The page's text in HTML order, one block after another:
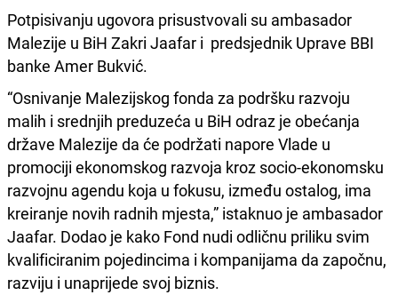
Potpisivanju ugovora prisustvovali su ambasador
Malezije u BiH Zakri Jaafar i predsjednik Uprave BBI
banke Amer Bukvić.
“Osnivanje Malezijskog fonda za podršku razvoju
malih i srednjih preduzeća u BiH odraz je obećanja
države Malezije da će podržati napore Vlade u
promociji ekonomskog razvoja kroz socio-ekonomsku
razvojnu agendu koja u fokusu, između ostalog, ima
kreiranje novih radnih mjesta,” istaknuo je ambasador
Jaafar. Dodao je kako Fond nudi odličnu priliku svim
kvalificiranim pojedincima i kompanijama da započnu,
razviju i unaprijede svoj biznis.